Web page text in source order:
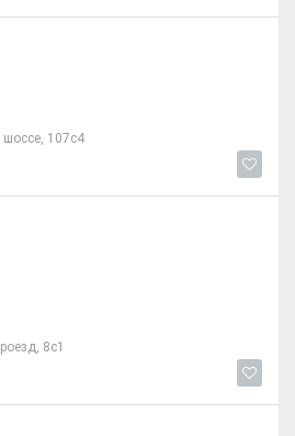
107с4
8с1